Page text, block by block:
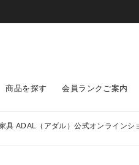
商品を探す 会員ランクご案内
具 ADAL（アダル）公式オンラインシ